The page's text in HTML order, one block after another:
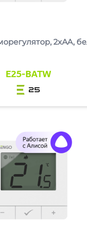
2xAA,
E25-BATW
25